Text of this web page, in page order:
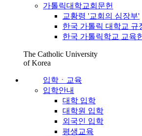
가톨릭대학교회문헌
교황령 '교회의 심장부'
한국 가톨릭 대학교 규
한국 가톨릭학교 교육
The Catholic University
of Korea
입학ㆍ교육
입학안내
대학 입학
대학원 입학
외국인 입학
평생교육